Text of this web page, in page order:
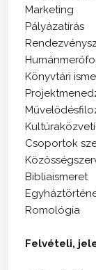
Marketing
Pályázatírás
Könyvtári
Csoportok
Bibliaismeret
Romológia
Felvételi,